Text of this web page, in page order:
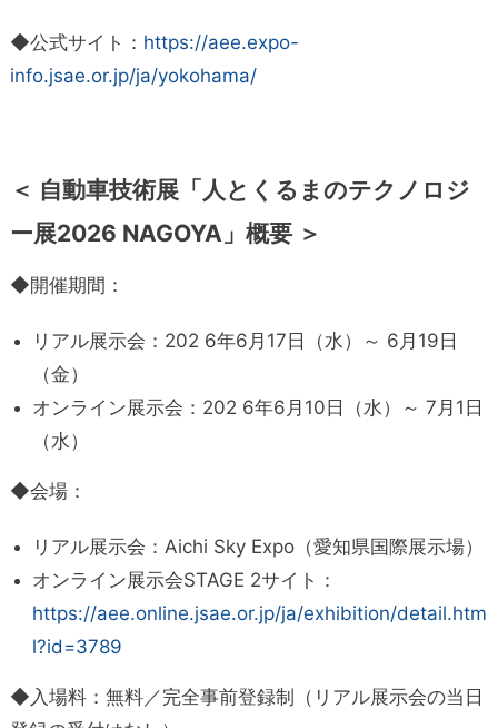
◆公式サイト： https://aee.expo-
info.jsae.or.jp/ja/yokohama/
＜ 自動車技術展「人とくるまのテクノロジ
ー展2026 NAGOYA」概要 ＞
◆開催期間：
リアル展示会：202 6年6月17日（水）～ 6月19日
（金）
オンライン展示会：202 6年6月10日（水）～ 7月1日
（水）
◆会場：
リアル展示会：Aichi Sky Expo（愛知県国際展示場）
オンライン展示会STAGE 2サイト：
https://aee.online.jsae.or.jp/ja/exhibition/detail.htm
l?id=3789
◆入場料：無料／完全事前登録制（リアル展示会の当日